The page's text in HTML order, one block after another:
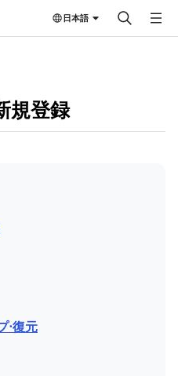
日本語
規登録
⋅復元